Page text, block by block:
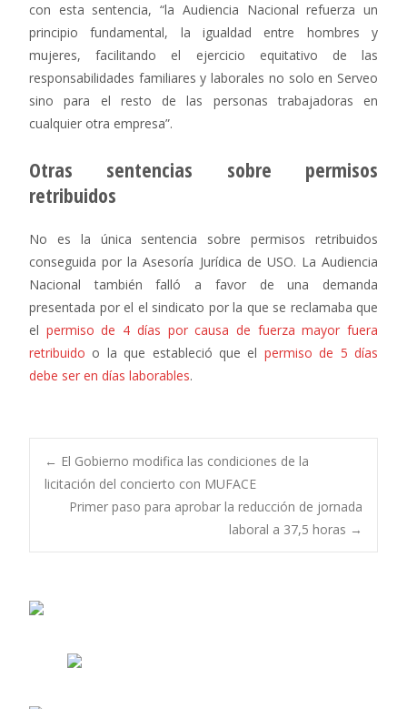
con esta sentencia, “la Audiencia Nacional refuerza un
principio fundamental, la igualdad entre hombres y
mujeres, facilitando el ejercicio equitativo de las
responsabilidades familiares y laborales no solo en Serveo
sino para el resto de las personas trabajadoras en
cualquier otra empresa”.
Otras sentencias sobre permisos
retribuidos
No es la única sentencia sobre permisos retribuidos
conseguida por la Asesoría Jurídica de USO. La Audiencia
Nacional también falló a favor de una demanda
presentada por el el sindicato por la que se reclamaba que
el permiso de 4 días por causa de fuerza mayor fuera
retribuido o la que estableció que el permiso de 5 días
debe ser en días laborables.
Navegación
← El Gobierno modifica las condiciones de la
licitación del concierto con MUFACE
Primer paso para aprobar la reducción de jornada
laboral a 37,5 horas →